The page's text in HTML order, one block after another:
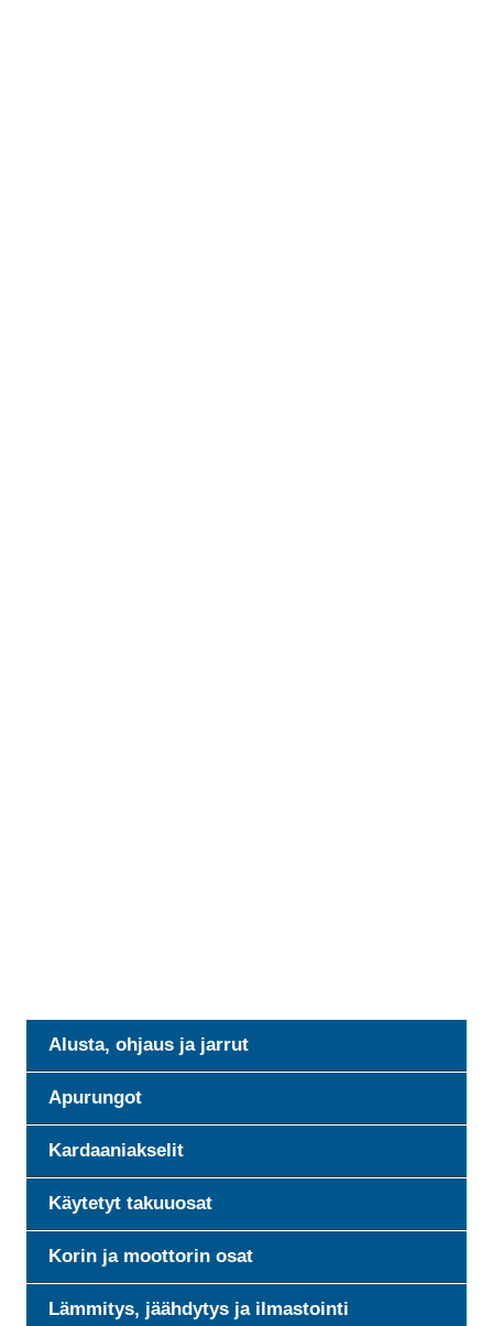
Alusta, ohjaus ja jarrut
Apurungot
Kardaaniakselit
Käytetyt takuuosat
Korin ja moottorin osat
Lämmitys, jäähdytys ja ilmastointi